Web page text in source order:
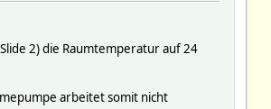
2) die Raumtemperatur auf 24
arbeitet somit nicht